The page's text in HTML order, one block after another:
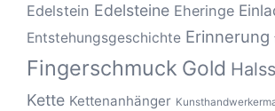
Edelstein Edelsteine Eheringe
Entstehungsgeschichte Erinnerung
Fingerschmuck Gold
Kette Kettenanhänger